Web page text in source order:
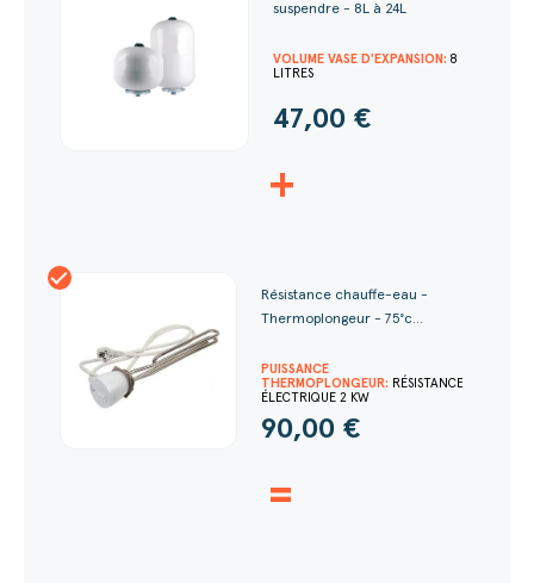
suspendre - 8L à 24L
VOLUME VASE D'EXPANSION: 8
LITRES
47,00 €
+
Résistance chauffe-eau -
Thermoplongeur - 75°c...
PUISSANCE
THERMOPLONGEUR: RÉSISTANCE
ÉLECTRIQUE 2 KW
90,00 €
=